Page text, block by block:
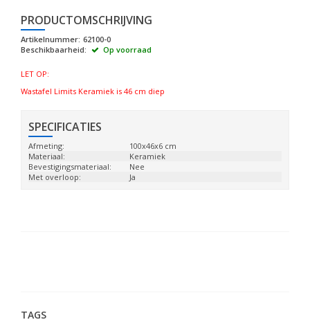
PRODUCTOMSCHRIJVING
Artikelnummer: 62100-0
Beschikbaarheid:
Op voorraad
LET OP:
Wastafel Limits Keramiek is 46 cm diep
SPECIFICATIES
Afmeting:
100x46x6 cm
Materiaal:
Keramiek
Bevestigingsmateriaal:
Nee
Met overloop:
Ja
TAGS